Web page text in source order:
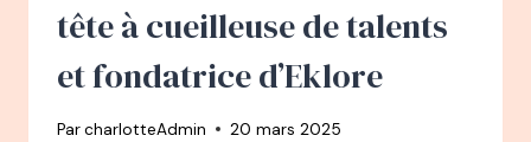
tête à cueilleuse de talents
et fondatrice d’Eklore
ParcharlotteAdmin 20 mars 2025